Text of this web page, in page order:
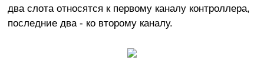
два слота относятся к первому каналу контроллера,
последние два - ко второму каналу.